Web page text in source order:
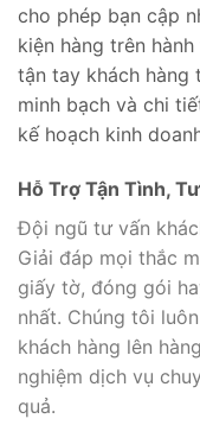
cho phép bạn cập
kiện hàng trên
tận tay khách hàng
minh bạch và chi
kế hoạch kinh
Hỗ Trợ Tận Tình,
Đội ngũ tư vấn
Giải đáp mọi thắc
giấy tờ, đóng gói
nhất. Chúng tôi
khách hàng lên
nghiệm dịch vụ
quả.